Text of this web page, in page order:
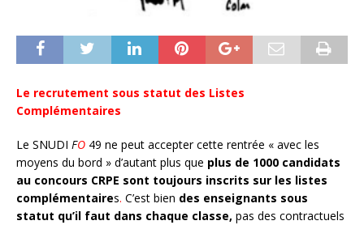
Le recrutement sous statut des Listes
Complémentaires
Le SNUDI FO 49 ne peut accepter cette rentrée « avec les
moyens du bord » d’autant plus que plus de 1000 candidats
au concours CRPE sont toujours inscrits sur les listes
complémentaires. C’est bien des enseignants sous
statut qu’il faut dans chaque classe, pas des contractuels